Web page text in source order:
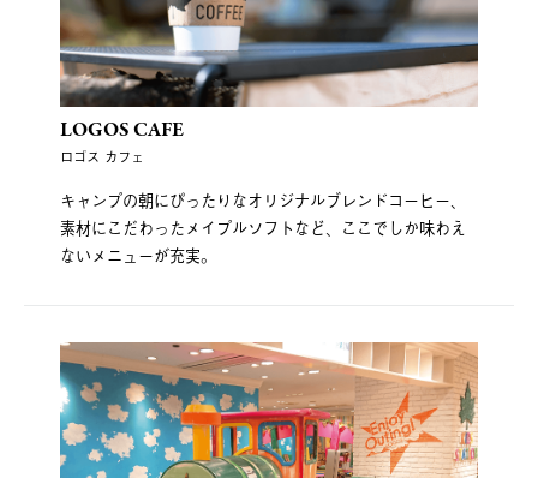
LOGOS CAFE
ロゴス カフェ
キャンプの朝にぴったりなオリジナルブレンドコーヒー、
素材にこだわったメイプルソフトなど、ここでしか味わえ
ないメニューが充実。